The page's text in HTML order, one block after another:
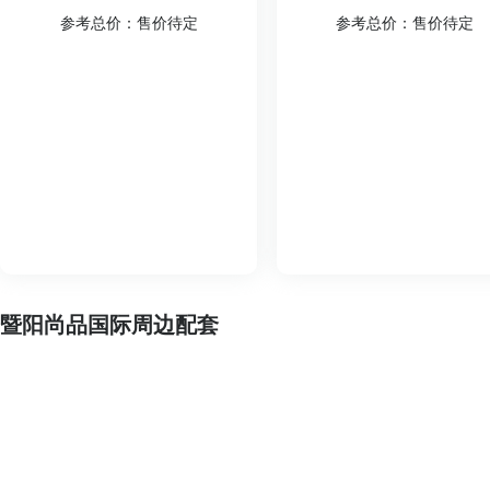
参考总价：售价待定 参考总价：售价待定
暨阳尚品国际周边配套